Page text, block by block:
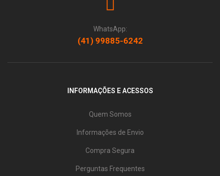
WhatsApp:
(41) 99885-6242
INFORMAÇÕES E ACESSOS
Quem Somos
Informações de Envio
Compra Segura
Perguntas Frequentes